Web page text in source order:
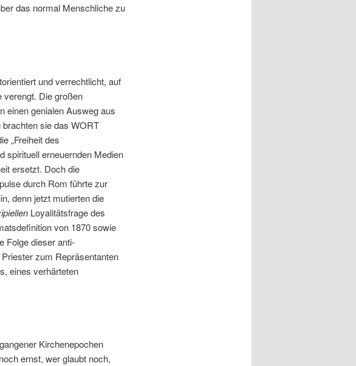
das normal Menschliche zu
und verrechtlicht, auf
verengt. Die großen
einen genialen Ausweg aus
sie das WORT
„Freiheit des
spirituell erneuernden Medien
ersetzt. Doch die
durch Rom führte zur
denn jetzt mutierten die
Loyalitätsfrage des
von 1870 sowie
Folge dieser anti-
zum Repräsentanten
eines verhärteten
Kirchenepochen
ernst, wer glaubt noch,